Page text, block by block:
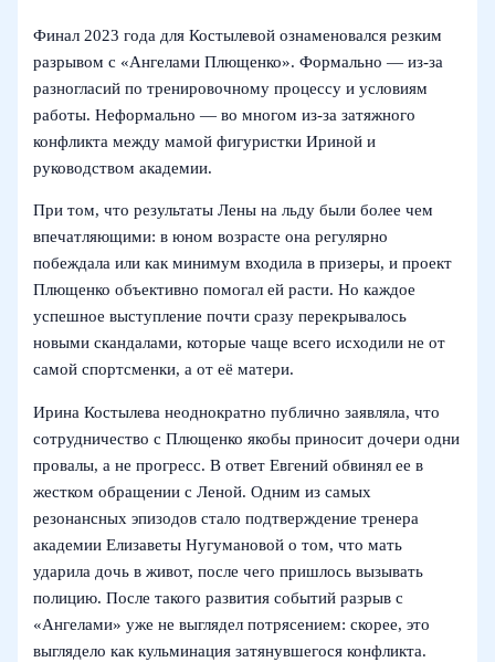
Финал 2023 года для Костылевой ознаменовался резким
разрывом с «Ангелами Плющенко». Формально — из‑за
разногласий по тренировочному процессу и условиям
работы. Неформально — во многом из-за затяжного
конфликта между мамой фигуристки Ириной и
руководством академии.
При том, что результаты Лены на льду были более чем
впечатляющими: в юном возрасте она регулярно
побеждала или как минимум входила в призеры, и проект
Плющенко объективно помогал ей расти. Но каждое
успешное выступление почти сразу перекрывалось
новыми скандалами, которые чаще всего исходили не от
самой спортсменки, а от её матери.
Ирина Костылева неоднократно публично заявляла, что
сотрудничество с Плющенко якобы приносит дочери одни
провалы, а не прогресс. В ответ Евгений обвинял ее в
жестком обращении с Леной. Одним из самых
резонансных эпизодов стало подтверждение тренера
академии Елизаветы Нугумановой о том, что мать
ударила дочь в живот, после чего пришлось вызывать
полицию. После такого развития событий разрыв с
«Ангелами» уже не выглядел потрясением: скорее, это
выглядело как кульминация затянувшегося конфликта.